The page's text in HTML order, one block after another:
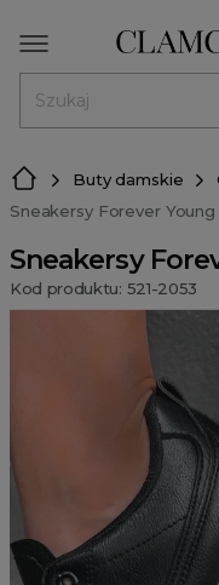
Buty damskie
Sneakersy Forever
Sneakersy
Kod produktu: 521-2053